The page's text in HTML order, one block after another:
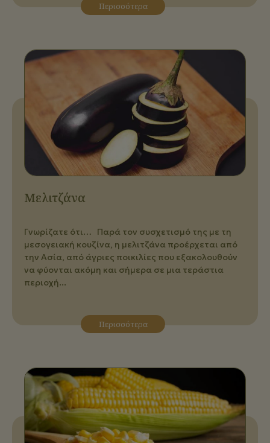
Περισσότερα
Μελιτζάνα
Γνωρίζατε ότι… Παρά τον συσχετισμό της με τη
μεσογειακή κουζίνα, η μελιτζάνα προέρχεται από
την Ασία, από άγριες ποικιλίες που εξακολουθούν
να φύονται ακόμη και σήμερα σε μια τεράστια
περιοχή...
Περισσότερα